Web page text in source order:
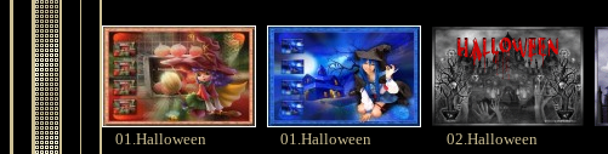
01.Halloween 01.Halloween 02.Halloween